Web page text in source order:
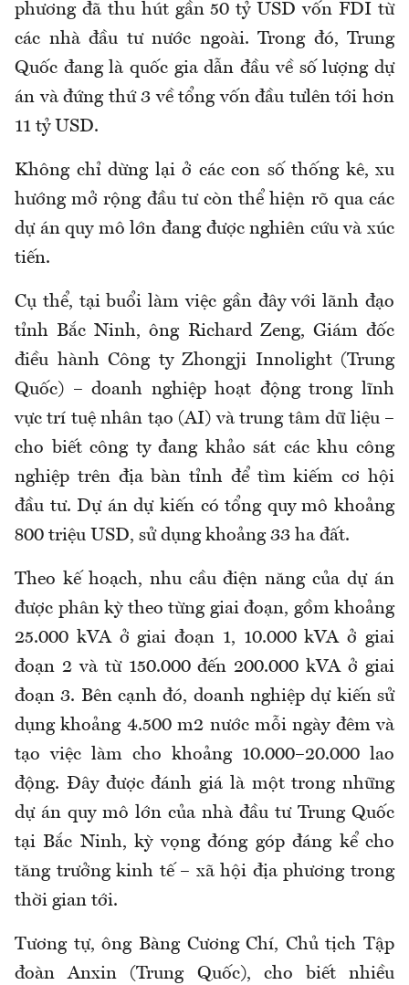
phương đã thu hút gần 50 tỷ USD vốn FDI từ
các nhà đầu tư nước ngoài. Trong đó, Trung
Quốc đang là quốc gia dẫn đầu về số lượng dự
án và đứng thứ 3 về tổng vốn đầu tưlên tới hơn
11 tỷ USD.
Không chỉ dừng lại ở các con số thống kê, xu
hướng mở rộng đầu tư còn thể hiện rõ qua các
dự án quy mô lớn đang được nghiên cứu và xúc
tiến.
Cụ thể, tại buổi làm việc gần đây với lãnh đạo
tỉnh Bắc Ninh, ông Richard Zeng, Giám đốc
điều hành Công ty Zhongji Innolight (Trung
Quốc) – doanh nghiệp hoạt động trong lĩnh
vực trí tuệ nhân tạo (AI) và trung tâm dữ liệu –
cho biết công ty đang khảo sát các khu công
nghiệp trên địa bàn tỉnh để tìm kiếm cơ hội
đầu tư. Dự án dự kiến có tổng quy mô khoảng
800 triệu USD, sử dụng khoảng 33 ha đất.
Theo kế hoạch, nhu cầu điện năng của dự án
được phân kỳ theo từng giai đoạn, gồm khoảng
25.000 kVA ở giai đoạn 1, 10.000 kVA ở giai
đoạn 2 và từ 150.000 đến 200.000 kVA ở giai
đoạn 3. Bên cạnh đó, doanh nghiệp dự kiến sử
dụng khoảng 4.500 m2 nước mỗi ngày đêm và
tạo việc làm cho khoảng 10.000–20.000 lao
động. Đây được đánh giá là một trong những
dự án quy mô lớn của nhà đầu tư Trung Quốc
tại Bắc Ninh, kỳ vọng đóng góp đáng kể cho
tăng trưởng kinh tế – xã hội địa phương trong
thời gian tới.
Tương tự, ông Bàng Cương Chí, Chủ tịch Tập
đoàn Anxin (Trung Quốc), cho biết nhiều